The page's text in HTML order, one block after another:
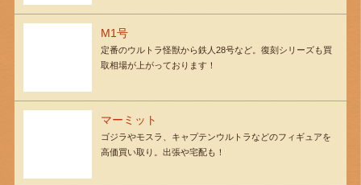
M1号
定番のウルトラ怪獣から鉄人28号など。復刻シリーズも買
取相場が上がっております！
マーミット
ゴジラやモスラ、キャプテンウルトラなどのフィギュアを
高価買い取り。出張や宅配も！